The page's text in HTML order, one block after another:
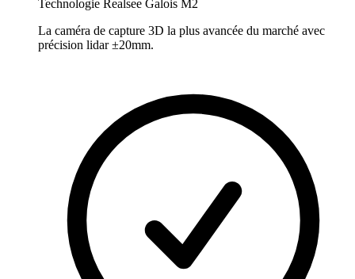
Technologie Realsee Galois M2
La caméra de capture 3D la plus avancée du marché avec
précision lidar ±20mm.